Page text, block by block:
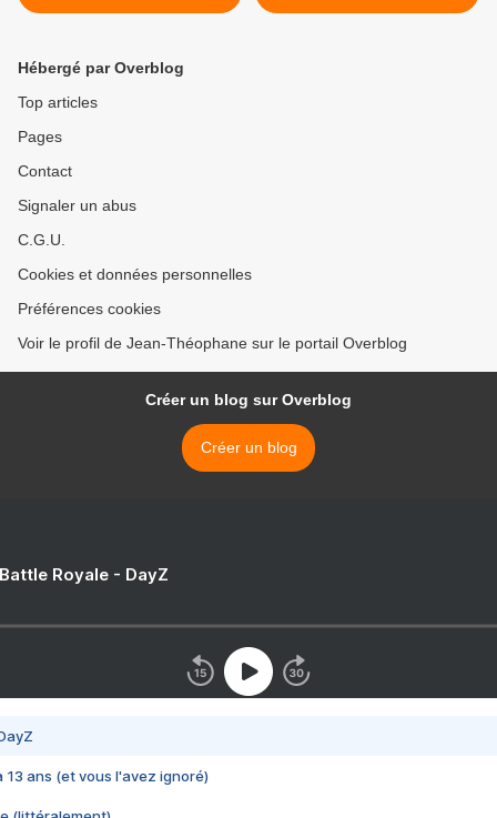
Constantin l'Higoumène de
ça rime bien ! >
Hébergé par Overblog
Top articles
Pages
Contact
Signaler un abus
C.G.U.
Cookies et données personnelles
Préférences cookies
Voir le profil de Jean-Théophane sur le portail Overblog
Créer un blog sur Overblog
Créer un blog
Royale - DayZ
13 ans (et vous l'avez ignoré)